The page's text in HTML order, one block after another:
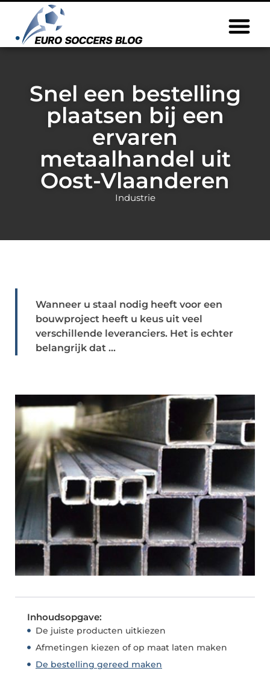
Snel een bestelling
plaatsen bij een
ervaren
metaalhandel uit
Oost-Vlaanderen
Industrie
Wanneer u staal nodig heeft voor een
bouwproject heeft u keus uit veel
verschillende leveranciers. Het is echter
belangrijk dat ...
Inhoudsopgave:
De juiste producten uitkiezen
Afmetingen kiezen of op maat laten maken
De bestelling gereed maken